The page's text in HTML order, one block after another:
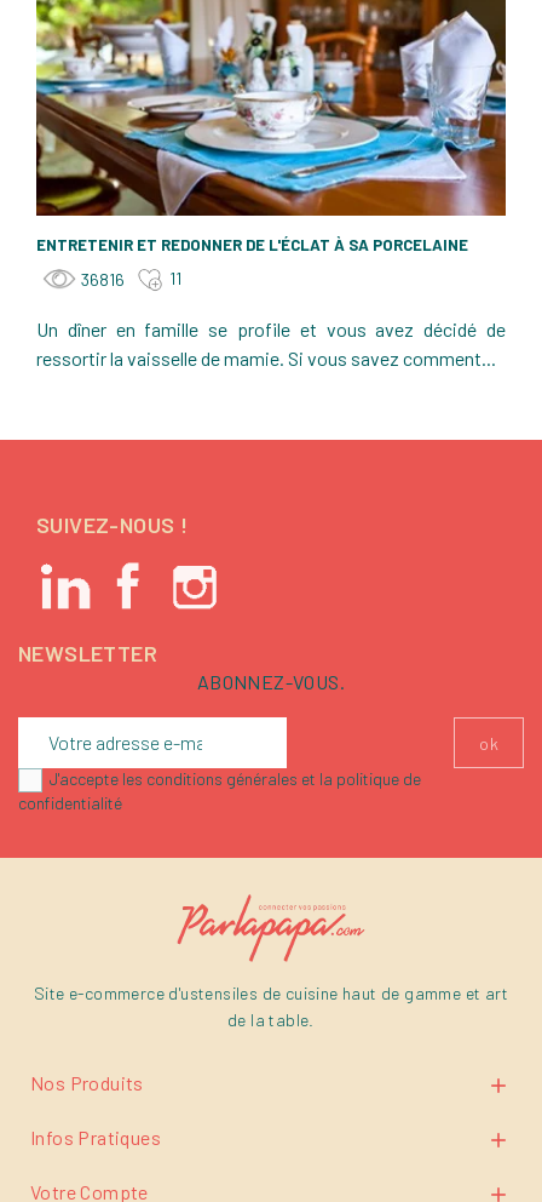
ENTRETENIR ET REDONNER DE L'ÉCLAT À SA PORCELAINE
36816 11
Un dîner en famille se profile et vous avez décidé de
ressortir la vaisselle de mamie. Si vous savez comment...
SUIVEZ-NOUS !
NEWSLETTER
ABONNEZ-VOUS.
J'accepte les conditions générales et la politique de
confidentialité
Site e-commerce d'ustensiles de cuisine haut de gamme et art
de la table.
Nos Produits 
Infos Pratiques 
Votre Compte 